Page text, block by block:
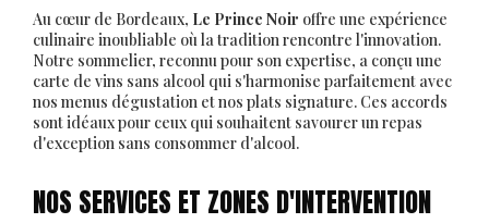
Au cœur de Bordeaux, Le Prince Noir offre une expérience
culinaire inoubliable où la tradition rencontre l'innovation.
Notre sommelier, reconnu pour son expertise, a conçu une
carte de vins sans alcool qui s'harmonise parfaitement avec
nos menus dégustation et nos plats signature. Ces accords
sont idéaux pour ceux qui souhaitent savourer un repas
d'exception sans consommer d'alcool.
NOS SERVICES ET ZONES D'INTERVENTION